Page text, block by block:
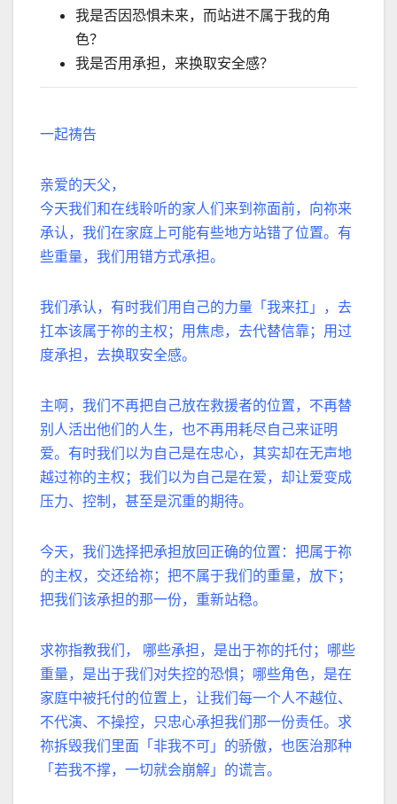
我是否因恐惧未来，而站进不属于我的角
色？
我是否用承担，来换取安全感？
一起祷告
亲爱的天父，
今天我们和在线聆听的家人们来到祢面前，向祢来
承认，我们在家庭上可能有些地方站错了位置。有
些重量，我们用错方式承担。
我们承认，有时我们用自己的力量「我来扛」，去
扛本该属于祢的主权；用焦虑，去代替信靠；用过
度承担，去换取安全感。
主啊，我们不再把自己放在救援者的位置，不再替
别人活出他们的人生，也不再用耗尽自己来证明
爱。有时我们以为自己是在忠心，其实却在无声地
越过祢的主权；我们以为自己是在爱，却让爱变成
压力、控制，甚至是沉重的期待。
今天，我们选择把承担放回正确的位置：把属于祢
的主权，交还给祢；把不属于我们的重量，放下；
把我们该承担的那一份，重新站稳。
求祢指教我们， 哪些承担，是出于祢的托付；哪些
重量，是出于我们对失控的恐惧；哪些角色，是在
家庭中被托付的位置上，让我们每一个人不越位、
不代演、不操控，只忠心承担我们那一份责任。求
祢拆毁我们里面「非我不可」的骄傲，也医治那种
「若我不撑，一切就会崩解」的谎言。